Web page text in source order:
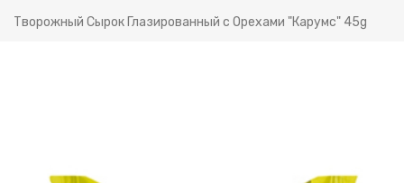
Творожный Сырок Глазированный с Орехами "Карумс" 45g